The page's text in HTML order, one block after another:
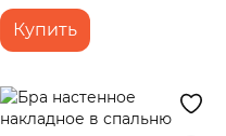
Купить